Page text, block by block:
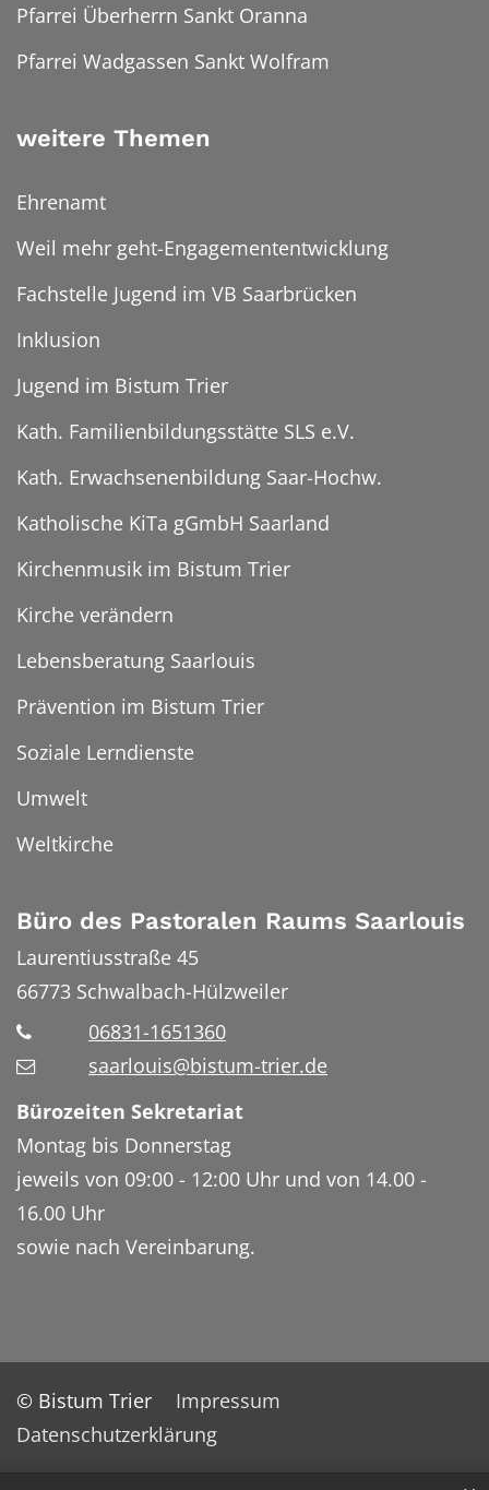
Pfarrei Überherrn Sankt Oranna
Pfarrei Wadgassen Sankt Wolfram
weitere Themen
Ehrenamt
Weil mehr geht-Engagemententwicklung
Fachstelle Jugend im VB Saarbrücken
Inklusion
Jugend im Bistum Trier
Kath. Familienbildungsstätte SLS e.V.
Kath. Erwachsenenbildung Saar-Hochw.
Katholische KiTa gGmbH Saarland
Kirchenmusik im Bistum Trier
Kirche verändern
Lebensberatung Saarlouis
Prävention im Bistum Trier
Soziale Lerndienste
Umwelt
Weltkirche
Büro des Pastoralen Raums Saarlouis
Laurentiusstraße 45
66773 Schwalbach-Hülzweiler
06831-1651360
saarlouis@bistum-trier.de
Bürozeiten Sekretariat
Montag bis Donnerstag
jeweils von 09:00 - 12:00 Uhr und von 14.00 -
16.00 Uhr
sowie nach Vereinbarung.
© Bistum Trier
Impressum
Datenschutzerklärung